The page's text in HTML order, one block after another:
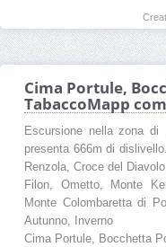
Cima Portule,
TabaccoMapp
Escursione nella zona
presenta 666m di
Renzola, Croce del
Filon, Ometto, Monte
Monte Colombaretta di
Autunno, Inverno
Cima Portule, Bocchetta